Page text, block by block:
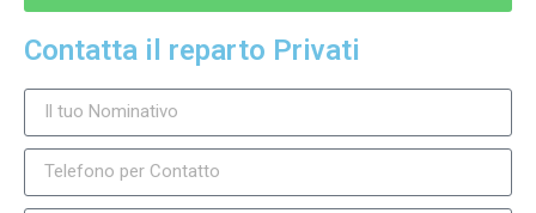
Contatta il reparto Privati